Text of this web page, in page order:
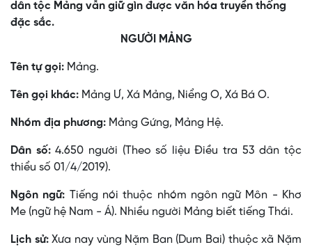
dân tộc Mảng vẫn giữ gìn được văn hóa truyền thống
đặc sắc.
NGƯỜI MẢNG
Tên tự gọi: Mảng.
Tên gọi khác: Mảng Ư, Xá Mảng, Niểng O, Xá Bá O.
Nhóm địa phương: Mảng Gứng, Mảng Hệ.
Dân số:4.650 người (Theo số liệu Điều tra 53 dân tộc
thiểu số 01/4/2019).
Ngôn ngữ: Tiếng nói thuộc nhóm ngôn ngữ Môn - Khơ
Me (ngữ hệ Nam - Á). Nhiều người Mảng biết tiếng Thái.
Lịch sử:Xưa nay vùng Nặm Ban (Dum Bai) thuộc xã Nặm